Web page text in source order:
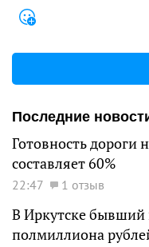
Последние
Готовность дороги
составляет 60%
22:47 1 отзыв
В Иркутске
полмиллиона